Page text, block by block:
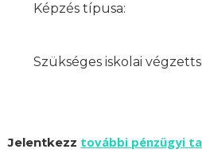
Képzés típusa:
Szükséges iskolai
Jelentkezz további pénzügyi